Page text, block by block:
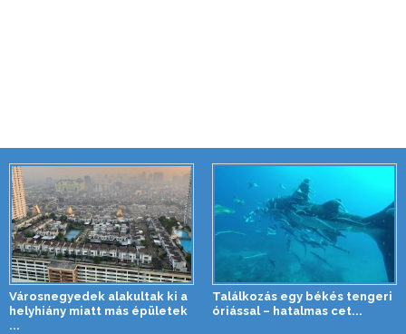
Városnegyedek alakultak ki a
helyhiány miatt más épületek
...
Találkozás egy békés tengeri
óriással – hatalmas cet...